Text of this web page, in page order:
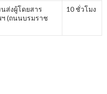
ส่งผู้โดยสาร
ฯ (ถนนบรมราช
10 ชั่วโมง